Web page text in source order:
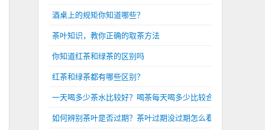
酒桌上的规矩你知道哪些？
茶叶知识，教你正确的取茶方法
你知道红茶和绿茶的区别吗
红茶和绿茶都有哪些区别？
一天喝多少茶水比较好？喝茶每天喝多少比较合适？
如何辨别茶叶是否过期？茶叶过期没过期怎么看？